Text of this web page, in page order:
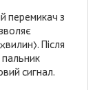
перемикач з
Після
пальник
сигнал.